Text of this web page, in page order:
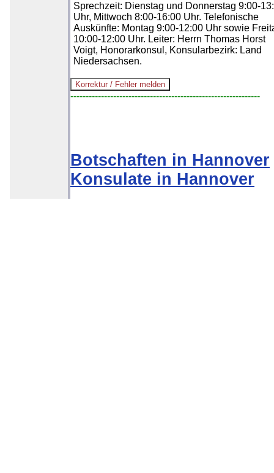
Sprechzeit: Dienstag und Donnerstag 9:00-
Uhr, Mittwoch 8:00-16:00 Uhr. Telefonische
Auskünfte: Montag 9:00-12:00 Uhr sowie
10:00-12:00 Uhr. Leiter: Herrn Thomas Horst
Voigt, Honorarkonsul, Konsularbezirk: Land
Niedersachsen.
--------------------------------------------------------------
Botschaften in Hannover
Konsulate in Hannover